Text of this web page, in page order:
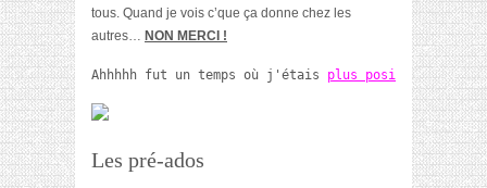
tous. Quand je vois c’que ça donne chez les
autres… NON MERCI !
Ahhhhh fut un temps où j'étais plus positive avec ce
Les pré-ados